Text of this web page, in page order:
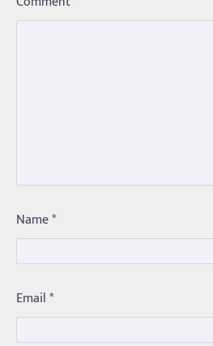
Name*
Email*
3
Balachander
భారత ఆటోమొబైల్